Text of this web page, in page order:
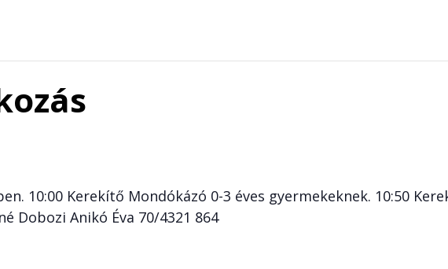
10:00 Kerekítő Mondókázó 0-3 éves gyermekeknek. 10:50
Dobozi Anikó Éva 70/4321 864